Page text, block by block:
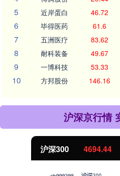
5 近岸蛋白 46.72
6 毕得医药 61.6
7 五洲医疗 83.62
8 耐科装备 49.67
9 一博科技 53.33
10 方邦股份 146.16
沪深京行情
沪深300 4694.44